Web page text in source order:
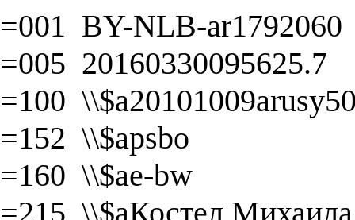
=001 BY-NLB-ar1792060
=005 20160330095625.7
=100
=152 \\$apsbo
=160 \\$ae-bw
=215 \\$aКостел